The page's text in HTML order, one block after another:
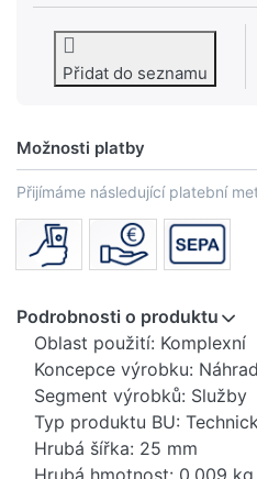
Přidat do seznamu
Možnosti platby
Přijímáme následující platební
Podrobnosti o produktu
Oblast použití: Komplexní
Koncepce výrobku:
Segment výrobků: Služby
Typ produktu BU:
Hrubá šířka: 25 mm
Hrubá hmotnost: 0,009 kg